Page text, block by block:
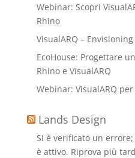
Webinar: Scopri
Rhino
VisualARQ –
EcoHouse: Progettare
Rhino e VisualARQ
Webinar: VisualARQ
Lands Design
Si è verificato un
è attivo. Riprova più